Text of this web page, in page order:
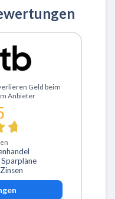
Geld beim
Anbieter